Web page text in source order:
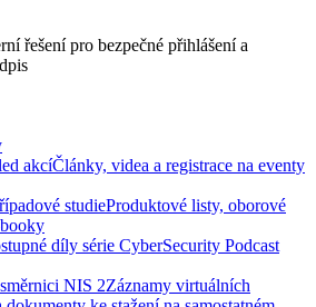
řešení pro bezpečné přihlášení a
akcíČlánky, videa a registrace na eventy
studieProduktové listy, oborové
díly série CyberSecurity Podcast
NIS 2Záznamy virtuálních